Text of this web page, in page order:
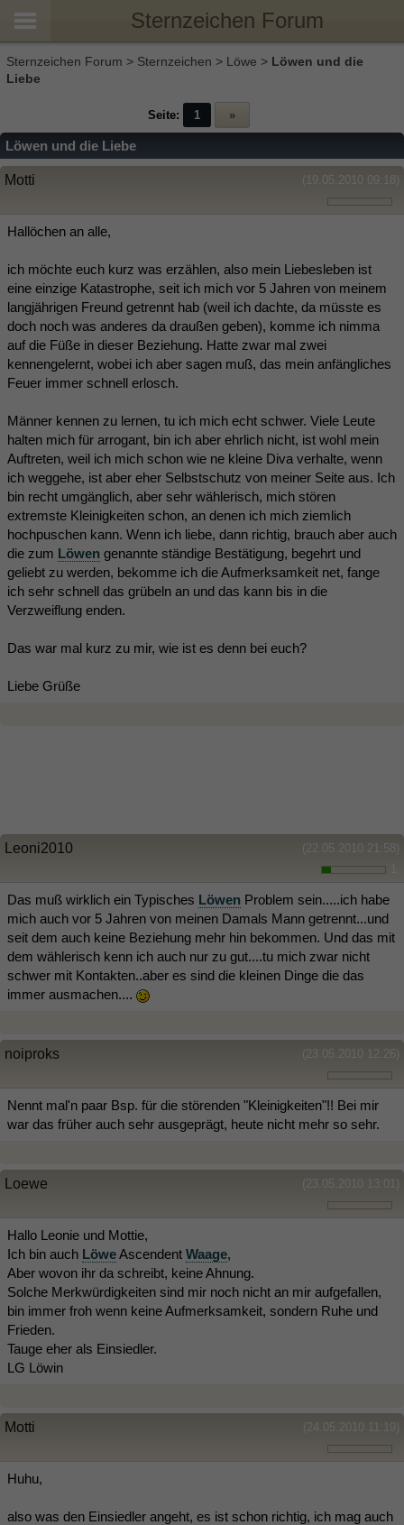
Sternzeichen Forum
Sternzeichen Forum > Sternzeichen > Löwe > Löwen und die
Liebe
Seite: 1 »
Löwen und die Liebe
(19.05.2010 09:18)
Motti
Hallöchen an alle,
ich möchte euch kurz was erzählen, also mein Liebesleben ist
eine einzige Katastrophe, seit ich mich vor 5 Jahren von meinem
langjährigen Freund getrennt hab (weil ich dachte, da müsste es
doch noch was anderes da draußen geben), komme ich nimma
auf die Füße in dieser Beziehung. Hatte zwar mal zwei
kennengelernt, wobei ich aber sagen muß, das mein anfängliches
Feuer immer schnell erlosch.
Männer kennen zu lernen, tu ich mich echt schwer. Viele Leute
halten mich für arrogant, bin ich aber ehrlich nicht, ist wohl mein
Auftreten, weil ich mich schon wie ne kleine Diva verhalte, wenn
ich weggehe, ist aber eher Selbstschutz von meiner Seite aus. Ich
bin recht umgänglich, aber sehr wählerisch, mich stören
extremste Kleinigkeiten schon, an denen ich mich ziemlich
hochpuschen kann. Wenn ich liebe, dann richtig, brauch aber auch
die zum Löwen genannte ständige Bestätigung, begehrt und
geliebt zu werden, bekomme ich die Aufmerksamkeit net, fange
ich sehr schnell das grübeln an und das kann bis in die
Verzweiflung enden.
Das war mal kurz zu mir, wie ist es denn bei euch?
Liebe Grüße
(22.05.2010 21:58)
Leoni2010
Das muß wirklich ein Typisches Löwen Problem sein.....ich habe
mich auch vor 5 Jahren von meinen Damals Mann getrennt...und
seit dem auch keine Beziehung mehr hin bekommen. Und das mit
dem wählerisch kenn ich auch nur zu gut....tu mich zwar nicht
schwer mit Kontakten..aber es sind die kleinen Dinge die das
immer ausmachen....
(23.05.2010 12:26)
noiproks
Nennt mal'n paar Bsp. für die störenden "Kleinigkeiten"!! Bei mir
war das früher auch sehr ausgeprägt, heute nicht mehr so sehr.
(23.05.2010 13:01)
Loewe
Hallo Leonie und Mottie,
Ich bin auch LöweAscendent Waage,
Aber wovon ihr da schreibt, keine Ahnung.
Solche Merkwürdigkeiten sind mir noch nicht an mir aufgefallen,
bin immer froh wenn keine Aufmerksamkeit, sondern Ruhe und
Frieden.
Tauge eher als Einsiedler.
LG Löwin
(24.05.2010 11:19)
Motti
Huhu,
also was den Einsiedler angeht, es ist schon richtig, ich mag auch